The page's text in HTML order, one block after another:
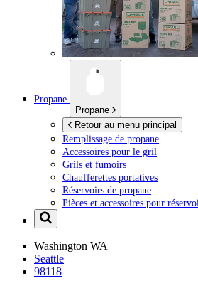
Propane
Propane
Retour au menu principal
Remplissage de propane
Accessoires pour le gril
Grils et fumoirs
Chaufferettes portatives
Réservoirs de propane
Pièces et accessoires pour
Washington WA
Seattle
98118